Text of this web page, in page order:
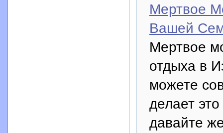
Мертвое
Вашей
Мертвое
отдыха в
можете
делает
давайте